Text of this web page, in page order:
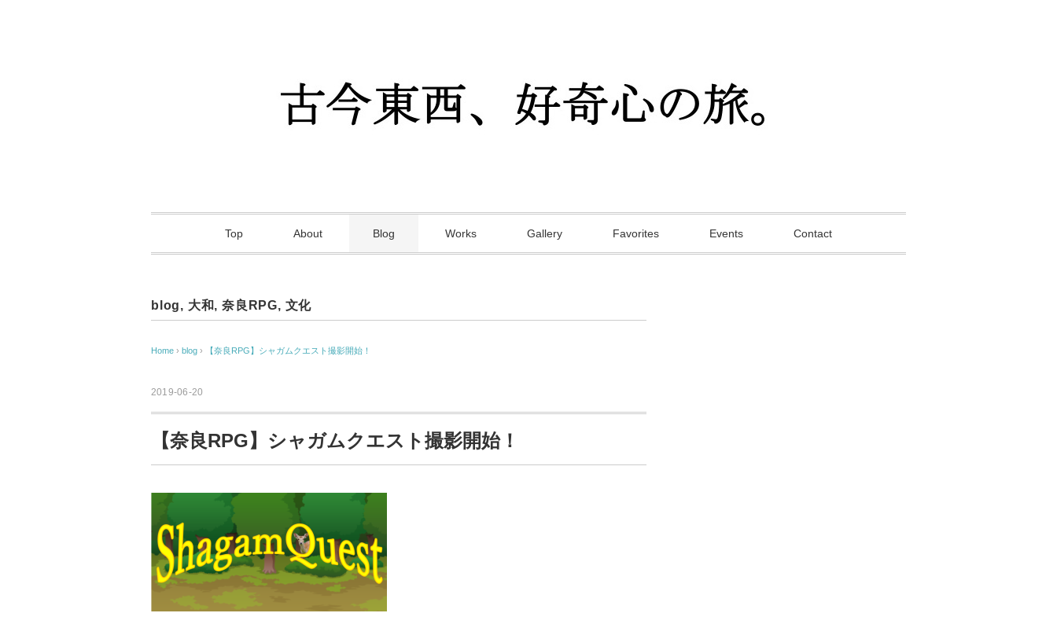
Top About Blog Works Gallery Favorites Events Contact
blog, 大和,奈良RPG, 文化
Home › blog › 【奈良RPG】シャガムクエスト撮影開始！
2019-06-20
【奈良RPG】シャガムクエスト撮影開始！